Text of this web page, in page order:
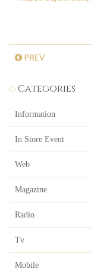
PREV
Categories
Information
In Store Event
Web
Magazine
Radio
Tv
Mobile